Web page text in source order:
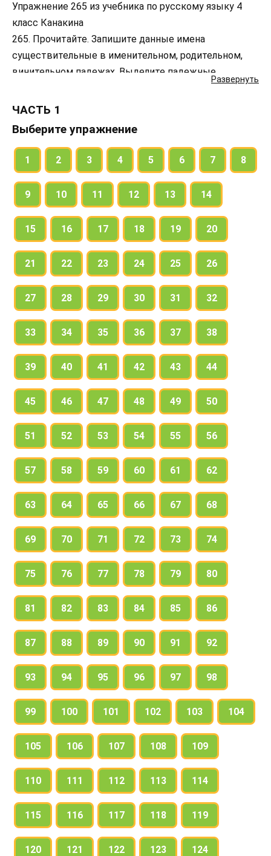
Развернуть
Упражнение 265 из учебника по русскому языку 4
класс Канакина
265. Прочитайте. Запишите данные имена
существительные в именительном, родительном,
винительном падежах. Выделите падежные
Какие имена существительные и в каких падежных
Как определить падеж имён существительных с
одинаковыми окончаниями?
ЧАСТЬ 1
Выберите упражнение
1 2 3 4 5 6 7 8
9 10 11 12 13 14
15 16 17 18 19 20
21 22 23 24 25 26
27 28 29 30 31 32
33 34 35 36 37 38
39 40 41 42 43 44
45 46 47 48 49 50
51 52 53 54 55 56
57 58 59 60 61 62
63 64 65 66 67 68
69 70 71 72 73 74
75 76 77 78 79 80
81 82 83 84 85 86
87 88 89 90 91 92
93 94 95 96 97 98
99 100 101 102 103 104
105 106 107 108 109
110 111 112 113 114
115 116 117 118 119
120 121 122 123 124